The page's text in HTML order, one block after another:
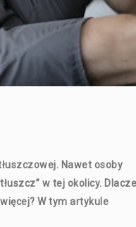
Nawet osoby
w tej okolicy.
W tym artykule